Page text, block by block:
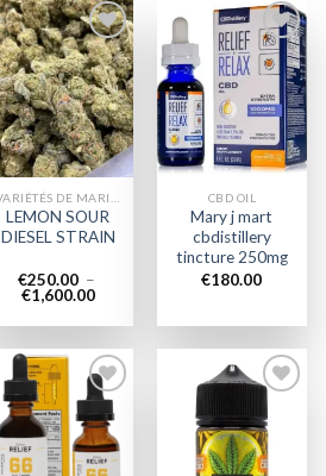
Add to
wishlist
LEMON SOUR
DIESEL STRAIN
€250.00 –
€1,600.00Plage
prix :
à
€1,600.00
Add to
wishlist
CBD OIL
Mary j mart
cbdistillery
tincture 250mg
€180.00
Add to
wishlist
Add to
wishlist